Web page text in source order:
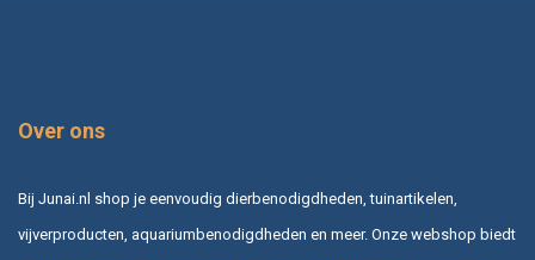
Over ons
Bij Junai.nl shop je eenvoudig dierbenodigdheden, tuinartikelen,
vijverproducten, aquariumbenodigdheden en meer. Onze webshop biedt